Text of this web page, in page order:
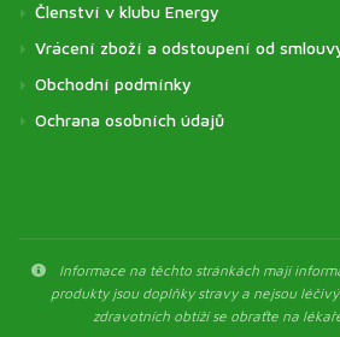
Členství v klubu Energy
Vrácení zboží a odstoupení od
Obchodní podmínky
Ochrana osobních údajů
Informace na těchto stránkách mají
produkty jsou doplňky stravy a nejsou
zdravotních obtíží se obraťte na